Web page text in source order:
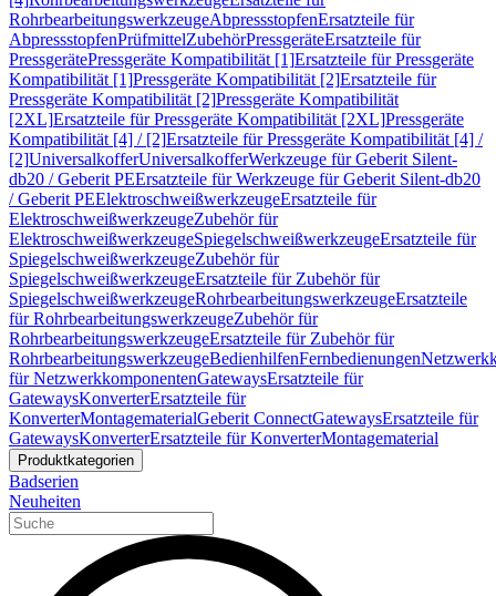
RohrbearbeitungswerkzeugeAbpressstopfenErsatzteile für
AbpressstopfenPrüfmittelZubehörPressgeräteErsatzteile für
PressgerätePressgeräte Kompatibilität [1]Ersatzteile für Pressgeräte
Kompatibilität [1]Pressgeräte Kompatibilität [2]Ersatzteile für
Pressgeräte Kompatibilität [2]Pressgeräte Kompatibilität
[2XL]Ersatzteile für Pressgeräte Kompatibilität [2XL]Pressgeräte
Kompatibilität [4] / [2]Ersatzteile für Pressgeräte Kompatibilität [4] /
[2]UniversalkofferUniversalkofferWerkzeuge für Geberit Silent-
db20 / Geberit PEErsatzteile für Werkzeuge für Geberit Silent-db20
/ Geberit PEElektroschweißwerkzeugeErsatzteile für
ElektroschweißwerkzeugeZubehör für
ElektroschweißwerkzeugeSpiegelschweißwerkzeugeErsatzteile für
SpiegelschweißwerkzeugeZubehör für
SpiegelschweißwerkzeugeErsatzteile für Zubehör für
SpiegelschweißwerkzeugeRohrbearbeitungswerkzeugeErsatzteile
für RohrbearbeitungswerkzeugeZubehör für
RohrbearbeitungswerkzeugeErsatzteile für Zubehör für
RohrbearbeitungswerkzeugeBedienhilfenFernbedienungen
für NetzwerkkomponentenGatewaysErsatzteile für
GatewaysKonverterErsatzteile für
KonverterMontagematerialGeberit ConnectGatewaysErsatzteile für
GatewaysKonverterErsatzteile für KonverterMontagematerial
Produktkategorien
Badserien
Neuheiten